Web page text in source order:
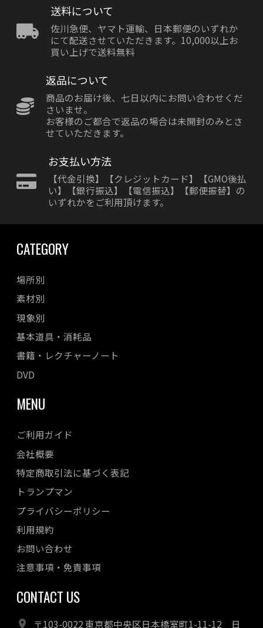
送料について
佐川急便、ヤマト運輸、日本郵便のいずれか
にて配送させていただきます。10,000以上お
買い上げで送料無料
返品について
商品のお届け後、七日以内にお問い合わせくだ
さいませ。
お客様のご都合で返品の場合は未開封のみとさ
せていただきます。
お支払い方法
【代金引換】【クレジットカード】【GMO後払
い】【銀行振込】【電信振込】【郵便振替】の
いずれかをご利用頂けます。
CATEGORY
場所別
素材別
現象別
基本道具・消耗品
書籍・レクチャーノート
DVD
MENU
ご利用ガイド
会社概要
特定商取引法に基づく表記
トランプマン
プライバシーポリシー
利用規約
お問い合わせ
注意事項・免責事項
CONTACT US
〒103-0022 東京都中央区日本橋室町1-11-12 日